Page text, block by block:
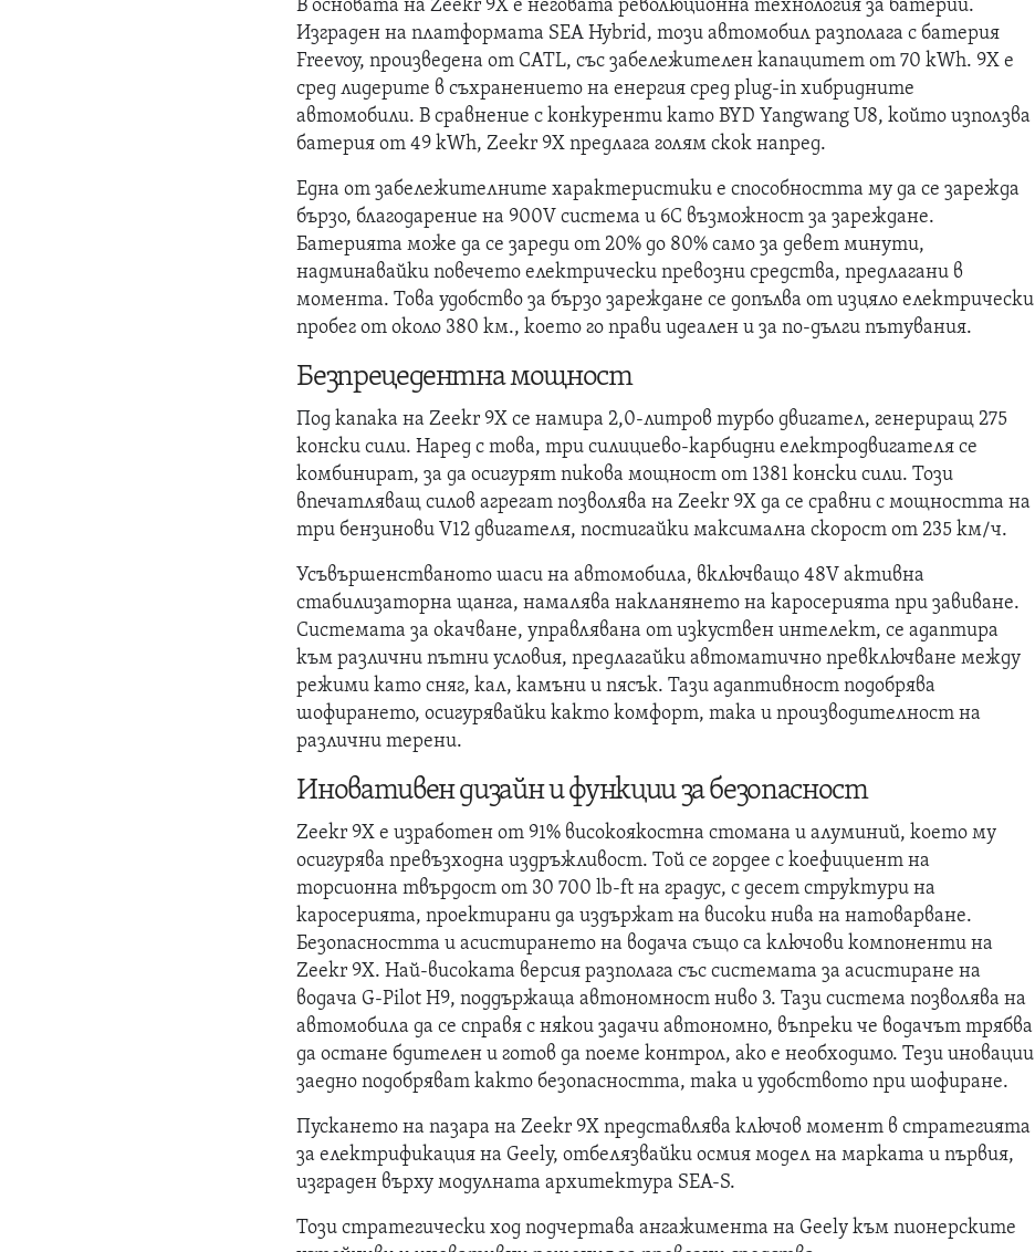
В основата на Zeekr 9X е неговата революционна технология за батерии.
Изграден на платформата SEA Hybrid, този автомобил разполага с батерия
Freevoy, произведена от CATL, със забележителен капацитет от 70 kWh. 9X е
сред лидерите в съхранението на енергия сред plug-in хибридните
автомобили. В сравнение с конкуренти като BYD Yangwang U8, който използва
батерия от 49 kWh, Zeekr 9X предлага голям скок напред.
Една от забележителните характеристики е способността му да се зарежда
бързо, благодарение на 900V система и 6C възможност за зареждане.
Батерията може да се зареди от 20% до 80% само за девет минути,
надминавайки повечето електрически превозни средства, предлагани в
момента. Това удобство за бързо зареждане се допълва от изцяло електрически
пробег от около 380 км., което го прави идеален и за по-дълги пътувания.
Безпрецедентна мощност
Под капака на Zeekr 9X се намира 2,0-литров турбо двигател, генериращ 275
конски сили. Наред с това, три силициево-карбидни електродвигателя се
комбинират, за да осигурят пикова мощност от 1381 конски сили. Този
впечатляващ силов агрегат позволява на Zeekr 9X да се сравни с мощността на
три бензинови V12 двигателя, постигайки максимална скорост от 235 км/ч.
Усъвършенстваното шаси на автомобила, включващо 48V активна
стабилизаторна щанга, намалява накланянето на каросерията при завиване.
Системата за окачване, управлявана от изкуствен интелект, се адаптира
към различни пътни условия, предлагайки автоматично превключване между
режими като сняг, кал, камъни и пясък. Тази адаптивност подобрява
шофирането, осигурявайки както комфорт, така и производителност на
различни терени.
Иновативен дизайн и функции за безопасност
Zeekr 9X е изработен от 91% високоякостна стомана и алуминий, което му
осигурява превъзходна издръжливост. Той се гордее с коефициент на
торсионна твърдост от 30 700 lb-ft на градус, с десет структури на
каросерията, проектирани да издържат на високи нива на натоварване.
Безопасността и асистирането на водача също са ключови компоненти на
Zeekr 9X. Най-високата версия разполага със системата за асистиране на
водача G-Pilot H9, поддържаща автономност ниво 3. Тази система позволява на
автомобила да се справя с някои задачи автономно, въпреки че водачът трябва
да остане бдителен и готов да поеме контрол, ако е необходимо. Тези иновации
заедно подобряват както безопасността, така и удобството при шофиране.
Пускането на пазара на Zeekr 9X представлява ключов момент в стратегията
за електрификация на Geely, отбелязвайки осмия модел на марката и първия,
изграден върху модулната архитектура SEA-S.
Този стратегически ход подчертава ангажимента на Geely към пионерските